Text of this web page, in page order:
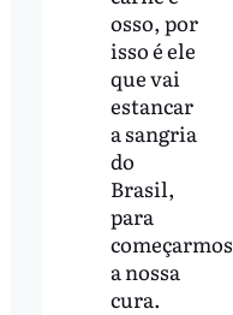
osso, por
isso é ele
que vai
estancar
a sangria
do
Brasil,
para
começarmos
a nossa
cura.